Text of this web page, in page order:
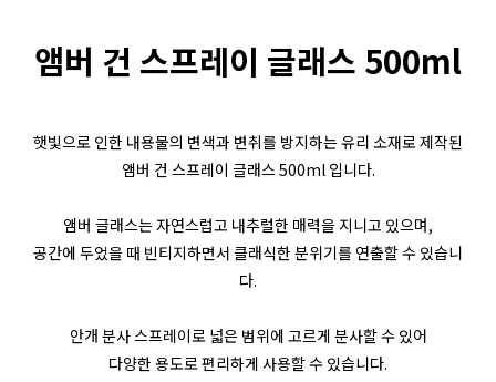
앰버 건 스프레이 글래스 500ml
햇빛으로 인한 내용물의 변색과 변취를 방지하는 유리 소재로 제작된
앰버 건 스프레이 글래스 500ml 입니다.
앰버 글래스는 자연스럽고 내추럴한 매력을 지니고 있으며,
공간에 두었을 때 빈티지하면서 클래식한 분위기를 연출할 수 있습니
다.
안개 분사 스프레이로 넓은 범위에 고르게 분사할 수 있어
다양한 용도로 편리하게 사용할 수 있습니다.